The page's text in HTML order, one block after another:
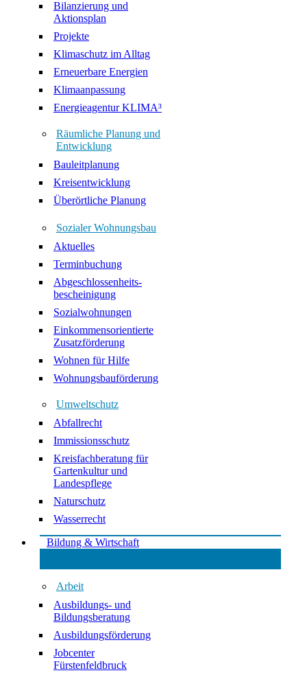
Bilanzierung und
Aktionsplan
Projekte
Klimaschutz im Alltag
Erneuerbare Energien
Klimaanpassung
Energieagentur KLIMA³
Räumliche Planung und
Entwicklung
Bauleitplanung
Kreisentwicklung
Überörtliche Planung
Sozialer Wohnungsbau
Aktuelles
Terminbuchung
Abgeschlossenheits-
bescheinigung
Sozialwohnungen
Einkommensorientierte
Zusatzförderung
Wohnen für Hilfe
Wohnungsbauförderung
Umweltschutz
Abfallrecht
Immissionsschutz
Kreisfachberatung für
Gartenkultur und
Landespflege
Naturschutz
Wasserrecht
Bildung & Wirtschaft
Arbeit
Ausbildungs- und
Bildungsberatung
Ausbildungsförderung
Jobcenter
Fürstenfeldbruck